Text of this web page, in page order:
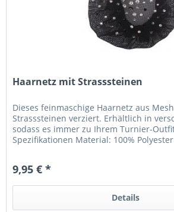
Haarnetz mit Strasssteinen
Dieses feinmaschige Haarnetz aus
Strasssteinen verziert. Erhältlich in
sodass es immer zu Ihrem Turnier-
Spezifikationen Material: 100%
9,95 € *
Details